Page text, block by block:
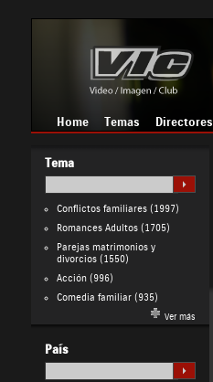
Home Temas Directores
Tema
Conflictos familiares(1997)
Romances Adultos(1705)
Parejas matrimonios y
divorcios(1550)
Acción(996)
Comedia familiar(935)
Ver más
País